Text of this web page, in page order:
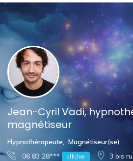
Jean-Cyril Vadi,
magnétiseur
Hypnothérapeute, Magnétiseur(se)
06 83 28***
afficher 3 bis